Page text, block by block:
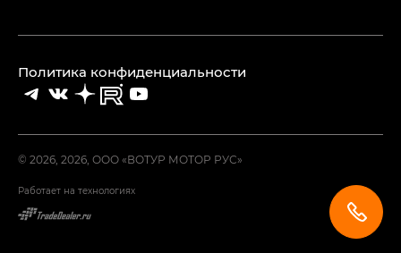
© 2026, 2026, ООО «ВОТУР МОТОР РУС»
Политика конфиденциальности
Работает на технологиях